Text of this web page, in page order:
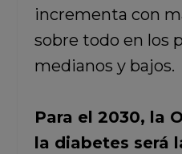
incrementa con
sobre todo en los
medianos y bajos.
Para el 2030, la
la diabetes será